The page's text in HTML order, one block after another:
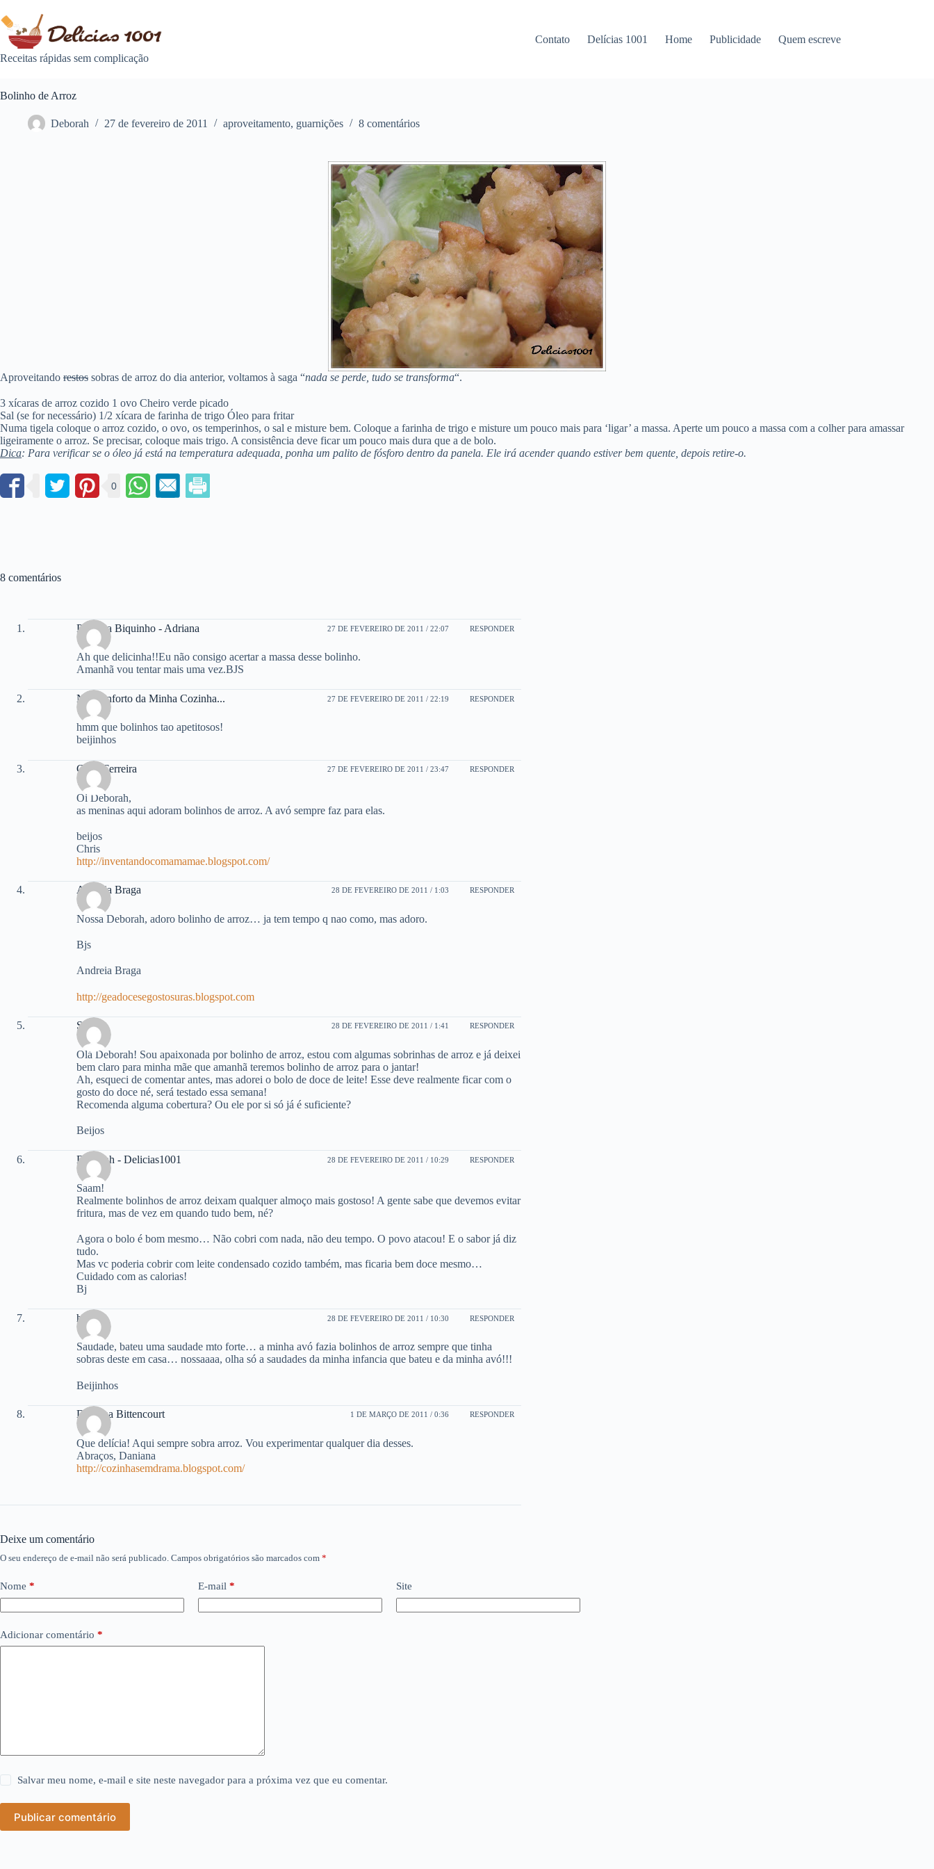
para
conteúdo
Receitas rápidas sem complicação
Contato Delícias 1001 Home Publicidade Quem escreve
Bolinho de Arroz
Deborah 27 de fevereiro de 2011 aproveitamento, guarnições 8 comentários
Aproveitando restos sobras de arroz do dia anterior, voltamos à saga “nada se perde, tudo se transforma“.
3 xícaras de arroz cozido 1 ovo Cheiro verde picado
Sal (se for necessário) 1/2 xícara de farinha de trigo Óleo para fritar
Numa tigela coloque o arroz cozido, o ovo, os temperinhos, o sal e misture bem. Coloque a farinha de trigo e misture um pouco mais para ‘ligar’ a massa. Aperte um pouco a massa com a colher para amassar
ligeiramente o arroz. Se precisar, coloque mais trigo. A consistência deve ficar um pouco mais dura que a de bolo.
Dica: Para verificar se o óleo já está na temperatura adequada, ponha um palito de fósforo dentro da panela. Ele irá acender quando estiver bem quente, depois retire-o.
0
8 comentários
Pimenta Biquinho - Adriana 27 DE FEVEREIRO DE 2011 / 22:07 RESPONDER
Ah que delicinha!!Eu não consigo acertar a massa desse bolinho.
Amanhã vou tentar mais uma vez.BJS
No Conforto da Minha Cozinha... 27 DE FEVEREIRO DE 2011 / 22:19 RESPONDER
hmm que bolinhos tao apetitosos!
beijinhos
Chris Ferreira 27 DE FEVEREIRO DE 2011 / 23:47 RESPONDER
Oi Deborah,
as meninas aqui adoram bolinhos de arroz. A avó sempre faz para elas.
beijos
Chris
http://inventandocomamamae.blogspot.com/
Andreia Braga 28 DE FEVEREIRO DE 2011 / 1:03 RESPONDER
Nossa Deborah, adoro bolinho de arroz… ja tem tempo q nao como, mas adoro.
Bjs
Andreia Braga
http://geadocesegostosuras.blogspot.com
Saam! 28 DE FEVEREIRO DE 2011 / 1:41 RESPONDER
Olá Deborah! Sou apaixonada por bolinho de arroz, estou com algumas sobrinhas de arroz e já deixei
bem claro para minha mãe que amanhã teremos bolinho de arroz para o jantar!
Ah, esqueci de comentar antes, mas adorei o bolo de doce de leite! Esse deve realmente ficar com o
gosto do doce né, será testado essa semana!
Recomenda alguma cobertura? Ou ele por si só já é suficiente?
Beijos
Deborah - Delicias1001 28 DE FEVEREIRO DE 2011 / 10:29 RESPONDER
Saam!
Realmente bolinhos de arroz deixam qualquer almoço mais gostoso! A gente sabe que devemos evitar
fritura, mas de vez em quando tudo bem, né?
Agora o bolo é bom mesmo… Não cobri com nada, não deu tempo. O povo atacou! E o sabor já diz
tudo.
Mas vc poderia cobrir com leite condensado cozido também, mas ficaria bem doce mesmo…
Cuidado com as calorias!
Bj
hannah 28 DE FEVEREIRO DE 2011 / 10:30 RESPONDER
Saudade, bateu uma saudade mto forte… a minha avó fazia bolinhos de arroz sempre que tinha
sobras deste em casa… nossaaaa, olha só a saudades da minha infancia que bateu e da minha avó!!!
Beijinhos
Daniana Bittencourt 1 DE MARÇO DE 2011 / 0:36 RESPONDER
Que delícia! Aqui sempre sobra arroz. Vou experimentar qualquer dia desses.
Abraços, Daniana
http://cozinhasemdrama.blogspot.com/
Deixe um comentário
O seu endereço de e-mail não será publicado. Campos obrigatórios são marcados com *
Nome * E-mail * Site
Adicionar comentário *
Salvar meu nome, e-mail e site neste navegador para a próxima vez que eu comentar.
Publicar comentário